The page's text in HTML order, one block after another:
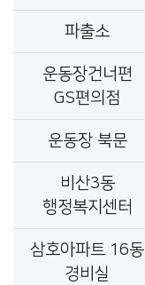
파출소
운동장건너편
GS편의점
운동장 북문
비산3동
행정복지센터
삼호아파트 16동
경비실